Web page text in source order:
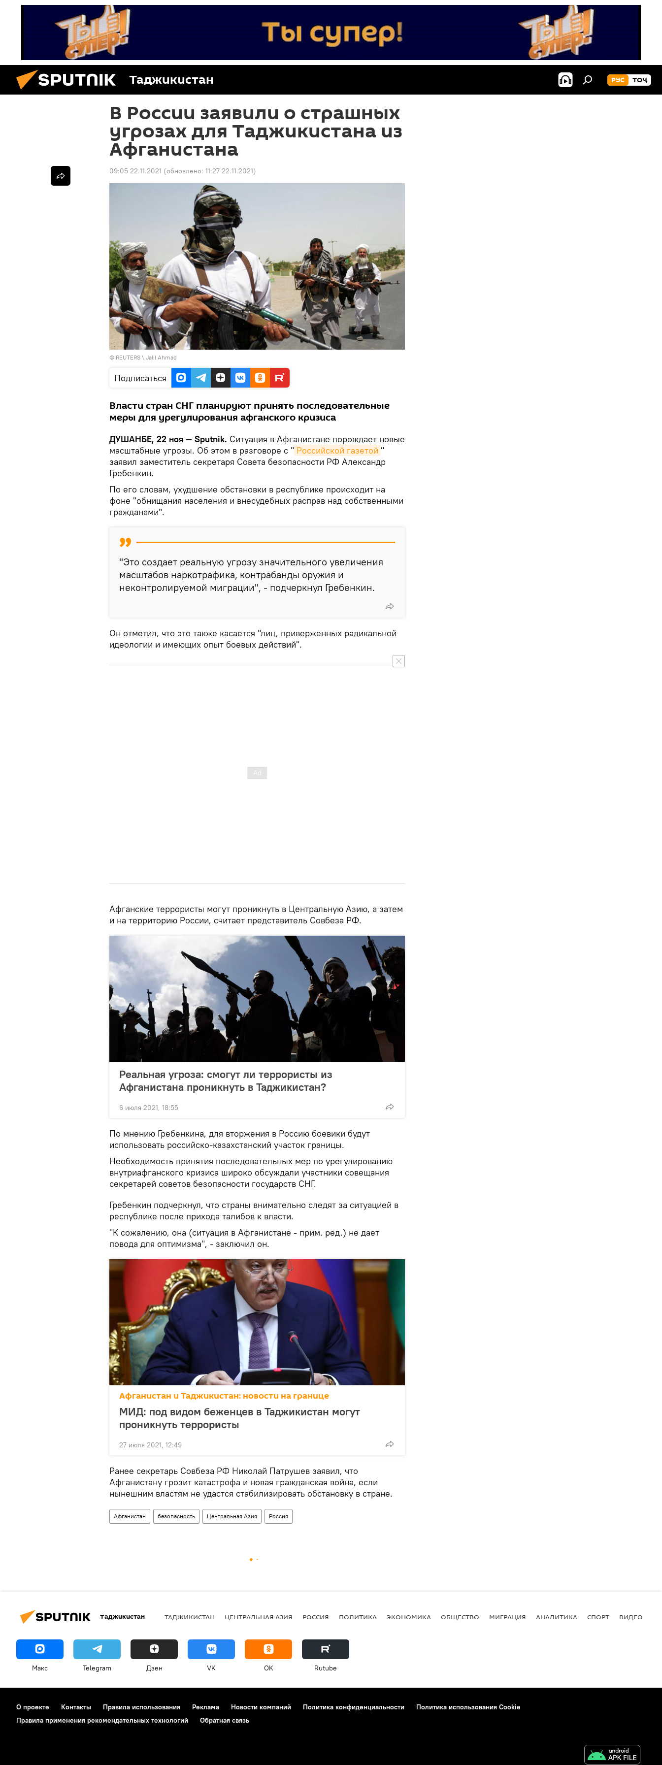
Таджикистан РУС ТОҶ
В России заявили о страшных
угрозах для Таджикистана из
Афганистана
09:05 22.11.2021 (обновлено: 11:27 22.11.2021)
© REUTERS \ Jalil Ahmad
Подписаться
Власти стран СНГ планируют принять последовательные
меры для урегулирования афганского кризиса
ДУШАНБЕ, 22 ноя — Sputnik. Ситуация в Афганистане порождает новые
масштабные угрозы. Об этом в разговоре с " Российской газетой "
заявил заместитель секретаря Совета безопасности РФ Александр
Гребенкин.
По его словам, ухудшение обстановки в республике происходит на
фоне "обнищания населения и внесудебных расправ над собственными
гражданами".
"Это создает реальную угрозу значительного увеличения
масштабов наркотрафика, контрабанды оружия и
неконтролируемой миграции", - подчеркнул Гребенкин.
Он отметил, что это также касается "лиц, приверженных радикальной
идеологии и имеющих опыт боевых действий".
Афганские террористы могут проникнуть в Центральную Азию, а затем
и на территорию России, считает представитель Совбеза РФ.
Реальная угроза: смогут ли террористы из
Афганистана проникнуть в Таджикистан?
6 июля 2021, 18:55
По мнению Гребенкина, для вторжения в Россию боевики будут
использовать российско-казахстанский участок границы.
Необходимость принятия последовательных мер по урегулированию
внутриафганского кризиса широко обсуждали участники совещания
секретарей советов безопасности государств СНГ.
Гребенкин подчеркнул, что страны внимательно следят за ситуацией в
республике после прихода талибов к власти.
"К сожалению, она (ситуация в Афганистане - прим. ред.) не дает
повода для оптимизма", - заключил он.
Афганистан и Таджикистан: новости на границе
МИД: под видом беженцев в Таджикистан могут
проникнуть террористы
27 июля 2021, 12:49
Ранее секретарь Совбеза РФ Николай Патрушев заявил, что
Афганистану грозит катастрофа и новая гражданская война, если
нынешним властям не удастся стабилизировать обстановку в стране.
Афганистан безопасность Центральная Азия Россия
Таджикистан ТАДЖИКИСТАН ЦЕНТРАЛЬНАЯ АЗИЯ РОССИЯ ПОЛИТИКА ЭКОНОМИКА ОБЩЕСТВО МИГРАЦИЯ АНАЛИТИКА СПОРТ ВИДЕО
Макс Telegram Дзен VK OK Rutube
О проекте Контакты Правила использования Реклама Новости компаний Политика конфиденциальности
Политика использования Cookie
Правила применения рекомендательных технологий
Обратная связь